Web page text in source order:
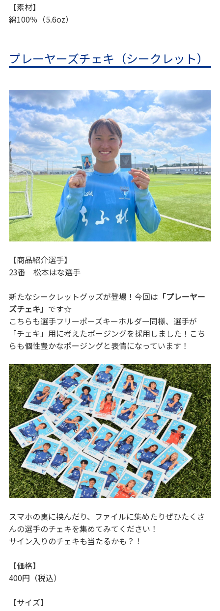
【素材】
綿100％（5.6oz）
プレーヤーズチェキ（シークレット）
【商品紹介選手】
23番 松本はな選手
新たなシークレットグッズが登場！今回は 「プレーヤー
ズチェキ」 です☆
こちらも選手フリーポーズキーホルダー同様、選手が
「チェキ」用に考えたポージングを採用しました！こち
らも個性豊かなポージングと表情になっています！
スマホの裏に挟んだり、ファイルに集めたりぜひたくさ
んの選手のチェキを集めてみてください！
サイン入りのチェキも当たるかも？！
【価格】
400円（税込）
【サイズ】